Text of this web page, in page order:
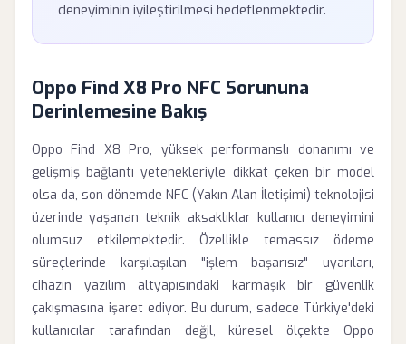
deneyiminin iyileştirilmesi hedeflenmektedir.
Oppo Find X8 Pro NFC Sorununa
Derinlemesine Bakış
Oppo Find X8 Pro, yüksek performanslı donanımı ve
gelişmiş bağlantı yetenekleriyle dikkat çeken bir model
olsa da, son dönemde NFC (Yakın Alan İletişimi) teknolojisi
üzerinde yaşanan teknik aksaklıklar kullanıcı deneyimini
olumsuz etkilemektedir. Özellikle temassız ödeme
süreçlerinde karşılaşılan "işlem başarısız" uyarıları,
cihazın yazılım altyapısındaki karmaşık bir güvenlik
çakışmasına işaret ediyor. Bu durum, sadece Türkiye'deki
kullanıcılar tarafından değil, küresel ölçekte Oppo